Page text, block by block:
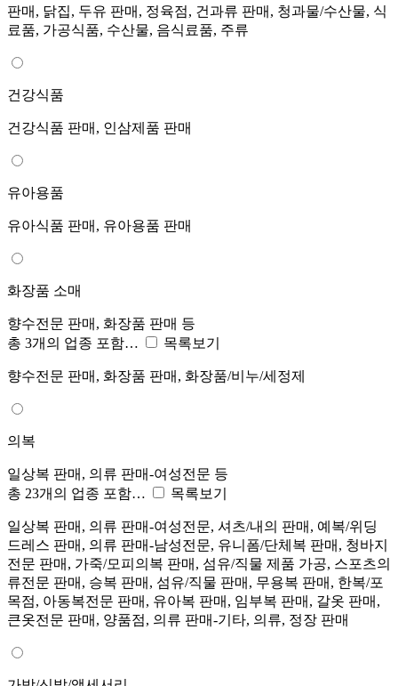
판매, 닭집, 두유 판매, 정육점, 건과류 판매, 청과물/수산물, 식
료품, 가공식품, 수산물, 음식료품, 주류
건강식품
건강식품 판매, 인삼제품 판매
유아용품
유아식품 판매, 유아용품 판매
화장품 소매
향수전문 판매, 화장품 판매 등
총 3개의 업종 포함…
목록보기
향수전문 판매, 화장품 판매, 화장품/비누/세정제
의복
일상복 판매, 의류 판매-여성전문 등
총 23개의 업종 포함…
목록보기
일상복 판매, 의류 판매-여성전문, 셔츠/내의 판매, 예복/위딩
드레스 판매, 의류 판매-남성전문, 유니폼/단체복 판매, 청바지
전문 판매, 가죽/모피의복 판매, 섬유/직물 제품 가공, 스포츠의
류전문 판매, 승복 판매, 섬유/직물 판매, 무용복 판매, 한복/포
목점, 아동복전문 판매, 유아복 판매, 임부복 판매, 갈옷 판매,
큰옷전문 판매, 양품점, 의류 판매-기타, 의류, 정장 판매